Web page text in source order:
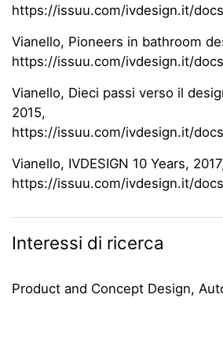
https://issuu.com/ivdesign.it/
Vianello, Pioneers in bathroom
https://issuu.com/ivdesign.it/
Vianello, Dieci passi verso il
2015,
https://issuu.com/ivdesign.it/
Vianello, IVDESIGN 10 Years,
https://issuu.com/ivdesign.it/
Interessi di ricerca
Product and Concept Design,